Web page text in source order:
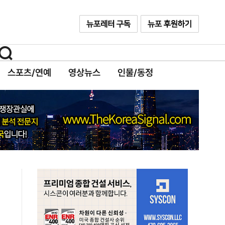
스포츠/연예 영상뉴스 인물/동정